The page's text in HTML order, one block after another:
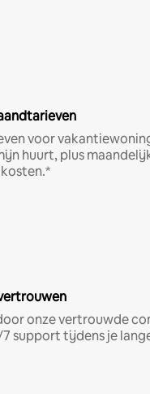
voor
huurt, plus
onze vertrouwde
support tijdens je